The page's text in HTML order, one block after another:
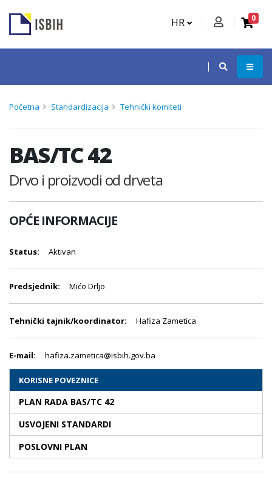
HR 0
Početna Standardizacija Tehnički komiteti
BAS/TC 42
Drvo i proizvodi od drveta
OPĆE INFORMACIJE
Status: Aktivan
Predsjednik: Mićo Drljo
Tehnički tajnik/koordinator: Hafiza Zametica
E-mail: hafiza.zametica@isbih.gov.ba
KORISNE POVEZNICE
PLAN RADA BAS/TC 42
USVOJENI STANDARDI
POSLOVNI PLAN